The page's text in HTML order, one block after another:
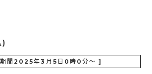
)
間 2025年3月5日0時0分～ ]